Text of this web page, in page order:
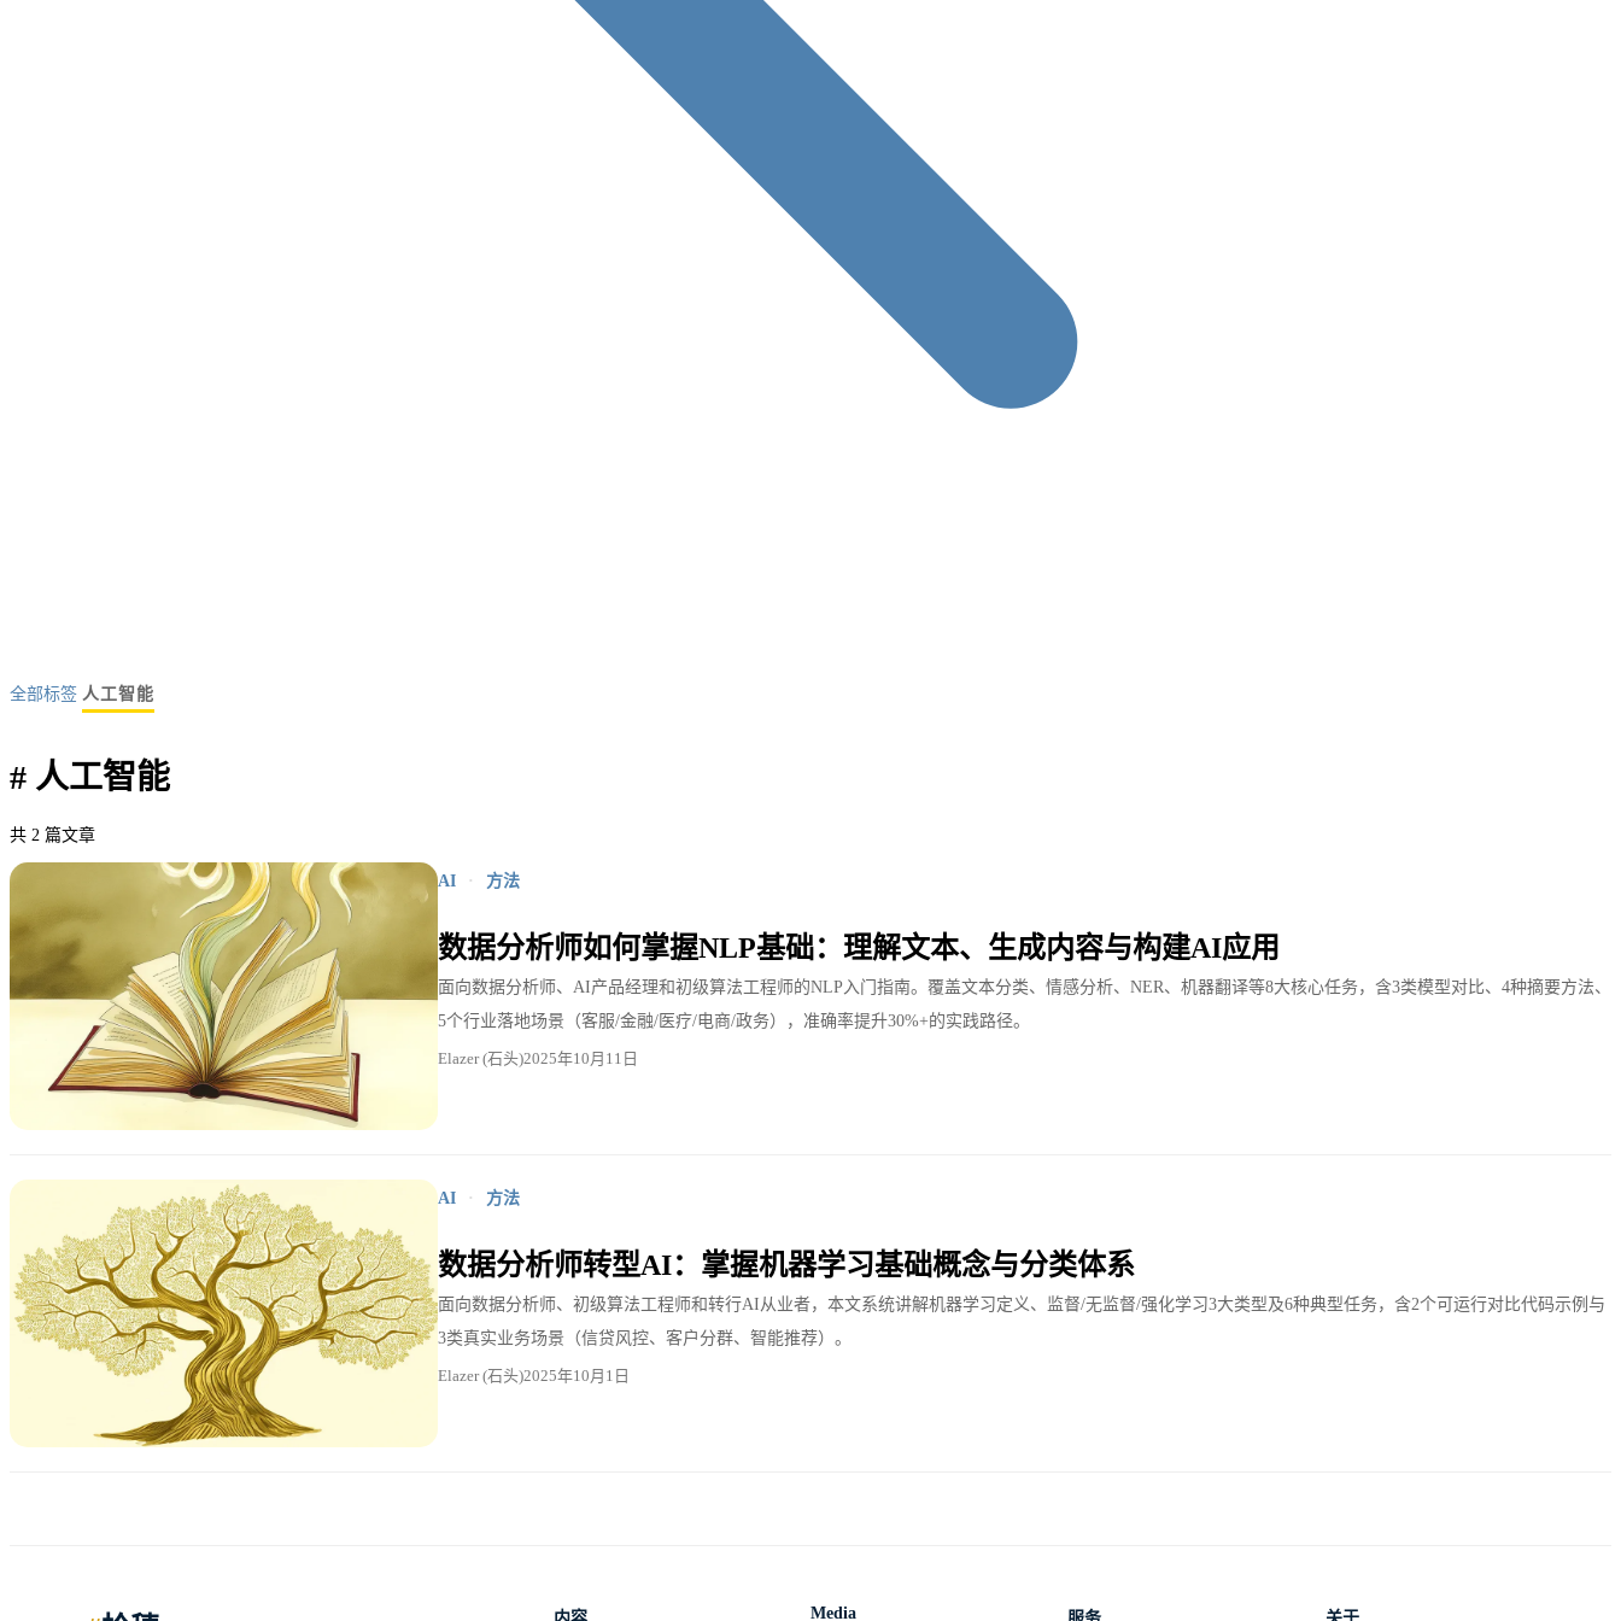
全部标签 人工智能
# 人工智能
共 2 篇文章
AI · 方法
数据分析师如何掌握NLP基础：理解文本、生成内容与构建AI应用
面向数据分析师、AI产品经理和初级算法工程师的NLP入门指南。覆盖文本分类、情感分析、NER、机器翻译等8大核心任务，含3类模型对比、4种摘要方法、
5个行业落地场景（客服/金融/医疗/电商/政务），准确率提升30%+的实践路径。
Elazer (石头)2025年10月11日
AI · 方法
数据分析师转型AI：掌握机器学习基础概念与分类体系
面向数据分析师、初级算法工程师和转行AI从业者，本文系统讲解机器学习定义、监督/无监督/强化学习3大类型及6种典型任务，含2个可运行对比代码示例与
3类真实业务场景（信贷风控、客户分群、智能推荐）。
Elazer (石头)2025年10月1日
内容 Media 服务 关于